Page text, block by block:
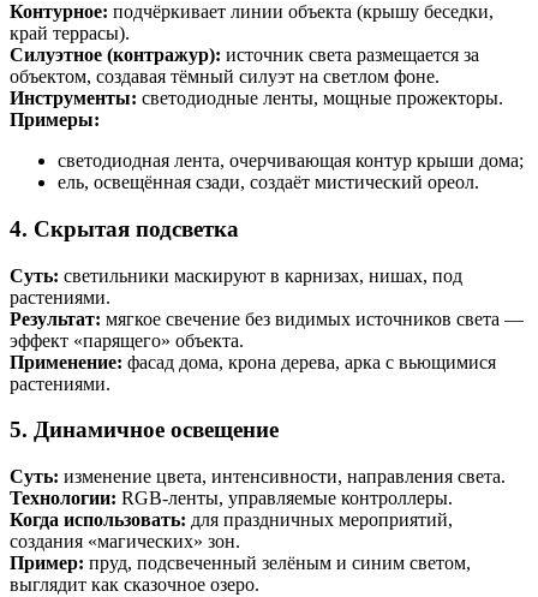
Контурное: подчёркивает линии объекта (крышу беседки,
край террасы).
Силуэтное (контражур): источник света размещается за
объектом, создавая тёмный силуэт на светлом фоне.
Инструменты: светодиодные ленты, мощные прожекторы.
Примеры:
светодиодная лента, очерчивающая контур крыши дома;
ель, освещённая сзади, создаёт мистический ореол.
4. Скрытая подсветка
Суть: светильники маскируют в карнизах, нишах, под
растениями.
Результат: мягкое свечение без видимых источников света —
эффект «парящего» объекта.
Применение: фасад дома, крона дерева, арка с вьющимися
растениями.
5. Динамичное освещение
Суть: изменение цвета, интенсивности, направления света.
Технологии: RGB-ленты, управляемые контроллеры.
Когда использовать: для праздничных мероприятий,
создания «магических» зон.
Пример: пруд, подсвеченный зелёным и синим светом,
выглядит как сказочное озеро.